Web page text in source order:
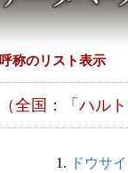
呼称のリスト表示
（全国：「ハル
1. ドウサ